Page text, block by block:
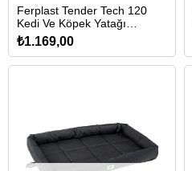
Ferplast Tender Tech 120
Kedi Ve Köpek Yatağı
122x76x5cm (Siyah)
₺1.169,00